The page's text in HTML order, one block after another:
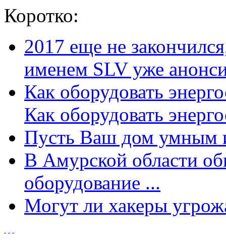
Коротко:
2017 еще не
именем SLV уже
Как оборудовать
Как оборудовать
Пусть Ваш дом умным
В Амурской области
оборудование ...
Могут ли хакеры